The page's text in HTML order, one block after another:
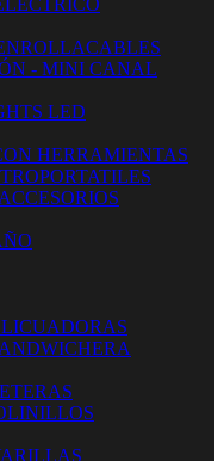
- MINI CANAL
LED
HERRAMIENTAS